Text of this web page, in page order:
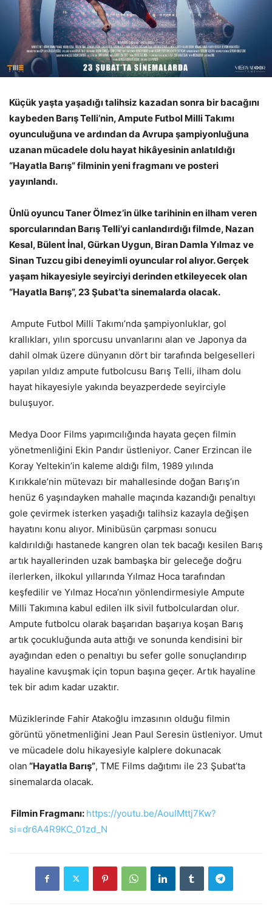
Küçük yaşta yaşadığı talihsiz kazadan sonra bir bacağını
kaybeden Barış Telli’nin, Ampute Futbol Milli Takımı
oyunculuğuna ve ardından da Avrupa şampiyonluğuna
uzanan mücadele dolu hayat hikâyesinin anlatıldığı
“Hayatla Barış” filminin yeni fragmanı ve posteri
yayınlandı.
Ünlü oyuncu Taner Ölmez’in ülke tarihinin en ilham veren
sporcularından Barış Telli’yi canlandırdığı filmde, Nazan
Kesal, Bülent İnal, Gürkan Uygun, Biran Damla Yılmaz ve
Sinan Tuzcu gibi deneyimli oyuncular rol alıyor. Gerçek
yaşam hikayesiyle seyirciyi derinden etkileyecek olan
“Hayatla Barış”, 23 Şubat’ta sinemalarda olacak.
Ampute Futbol Milli Takımı’nda şampiyonluklar, gol
krallıkları, yılın sporcusu unvanlarını alan ve Japonya da
dahil olmak üzere dünyanın dört bir tarafında belgeselleri
yapılan yıldız ampute futbolcusu Barış Telli, ilham dolu
hayat hikayesiyle yakında beyazperdede seyirciyle
buluşuyor.
Medya Door Films yapımcılığında hayata geçen filmin
yönetmenliğini Ekin Pandır üstleniyor. Caner Erzincan ile
Koray Yeltekin’in kaleme aldığı film, 1989 yılında
Kırıkkale’nin mütevazı bir mahallesinde doğan Barış’ın
henüz 6 yaşındayken mahalle maçında kazandığı penaltıyı
gole çevirmek isterken yaşadığı talihsiz kazayla değişen
hayatını konu alıyor. Minibüsün çarpması sonucu
kaldırıldığı hastanede kangren olan tek bacağı kesilen Barış
artık hayallerinden uzak bambaşka bir geleceğe doğru
ilerlerken, ilkokul yıllarında Yılmaz Hoca tarafından
keşfedilir ve Yılmaz Hoca’nın yönlendirmesiyle Ampute
Milli Takımına kabul edilen ilk sivil futbolculardan olur.
Ampute futbolcu olarak başarıdan başarıya koşan Barış
artık çocukluğunda auta attığı ve sonunda kendisini bir
ayağından eden o penaltıyı bu sefer golle sonuçlandırıp
hayaline kavuşmak için topun başına geçer. Artık hayaline
tek bir adım kadar uzaktır.
Müziklerinde Fahir Atakoğlu imzasının olduğu filmin
görüntü yönetmenliğini Jean Paul Seresin üstleniyor. Umut
ve mücadele dolu hikayesiyle kalplere dokunacak
olan “Hayatla Barış”, TME Films dağıtımı ile 23 Şubat’ta
sinemalarda olacak.
Filmin Fragmanı: https://youtu.be/AouIMttj7Kw?
si=dr6A4R9KC_01zd_ N